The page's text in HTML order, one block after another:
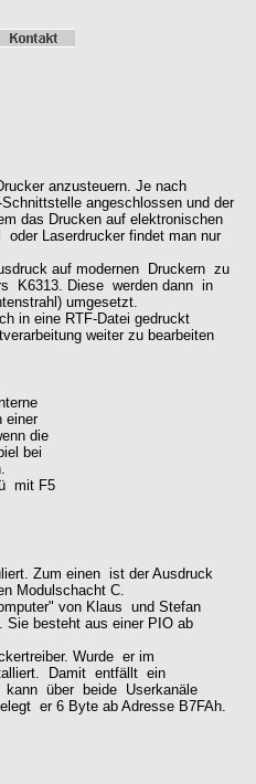
anzusteuern. Je nach
angeschlossen und der
das Drucken auf elektronischen
Laserdrucker findet man nur
auf modernen Druckern zu
K6313. Diese werden dann in
umgesetzt.
in eine RTF-Datei gedruckt
weiter zu bearbeiten
einer
die
bei
mit F5
Zum einen ist der Ausdruck
Modulschacht C.
von Klaus und Stefan
besteht aus einer PIO ab
Wurde er im
Damit entfällt ein
kann über beide Userkanäle
er 6 Byte ab Adresse B7FAh.